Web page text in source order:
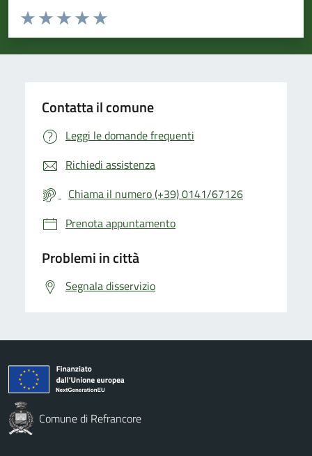
Valuta da 1 a 5 stelle la pagina
Valuta 5 stelle su 5
Valuta 4 stelle su 5
Valuta 3 stelle su 5
Valuta 2 stelle su 5
Valuta 1 stelle su 5
Contatta il comune
Leggi le domande frequenti
Richiedi assistenza
Chiama il numero (+39) 0141/67126
Prenota appuntamento
Problemi in città
Segnala disservizio
Comune di Refrancore